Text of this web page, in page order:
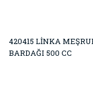
420415 LİNKA
BARDAĞI 500 CC